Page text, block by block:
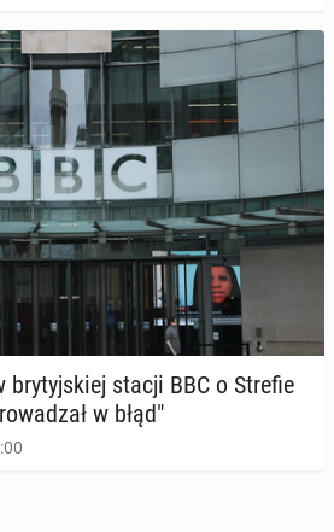
bry­tyj­skiej stacji BBC o Strefie
w błąd"